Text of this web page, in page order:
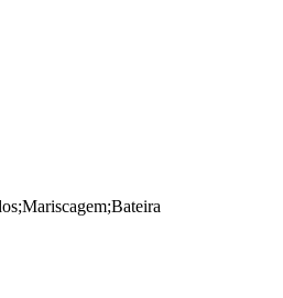
;Mariscagem;Bateira